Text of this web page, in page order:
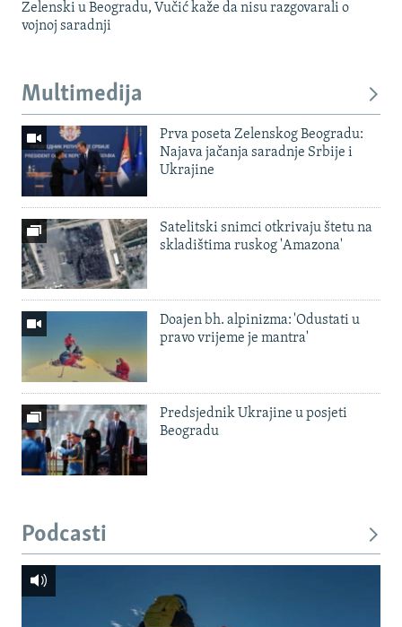
Zelenski u Beogradu, Vučić kaže da nisu razgovarali o
vojnoj saradnji
Multimedija
Prva poseta Zelenskog Beogradu:
Najava jačanja saradnje Srbije i
Ukrajine
Satelitski snimci otkrivaju štetu na
skladištima ruskog 'Amazona'
Doajen bh. alpinizma: 'Odustati u
pravo vrijeme je mantra'
Predsjednik Ukrajine u posjeti
Beogradu
Podcasti